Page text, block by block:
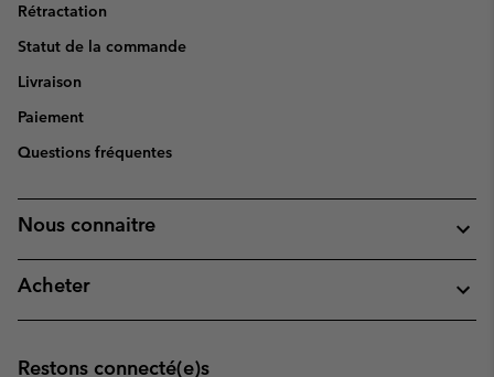
Rétractation
Statut de la commande
Livraison
Paiement
Questions fréquentes
Nous connaitre
Acheter
Restons connecté(e)s